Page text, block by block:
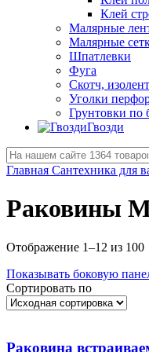
Клей
Малярные
Малярные
Шпатлевки
Фуга
Скотч,
Уголки
Грунтовки по
Гвозди
Главная Сантехника для
Раковины
Отображение 1–12 из 100
Показывать боковую
Сортировать по
Раковина